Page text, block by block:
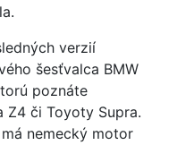
verzií
šesťvalca BMW
poznáte
Z4 či Toyoty Supra.
nemecký motor